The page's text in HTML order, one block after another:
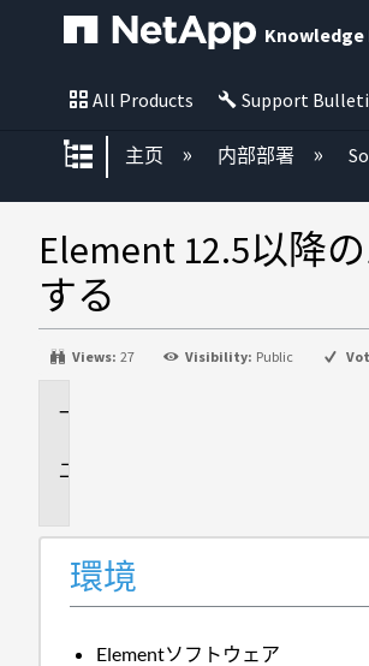
Knowledge
All Products Support
扩展/隐缩全局层次
主页 内部部署
Element 12.5以降
する
Views: 27 Visibility: Public
環境
Elementソフトウェア